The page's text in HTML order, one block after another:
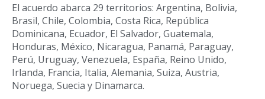
El acuerdo abarca 29 territorios: Argentina, Bolivia,
Brasil, Chile, Colombia, Costa Rica, República
Dominicana, Ecuador, El Salvador, Guatemala,
Honduras, México, Nicaragua, Panamá, Paraguay,
Perú, Uruguay, Venezuela, España, Reino Unido,
Irlanda, Francia, Italia, Alemania, Suiza, Austria,
Noruega, Suecia y Dinamarca.